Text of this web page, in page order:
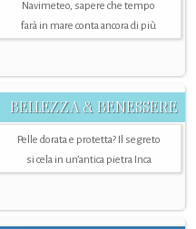
Navimeteo, sapere che tempo
farà in mare conta ancora di più
BELLEZZA & BENESSERE
Pelle dorata e protetta? Il segreto
si cela in un’antica pietra Inca